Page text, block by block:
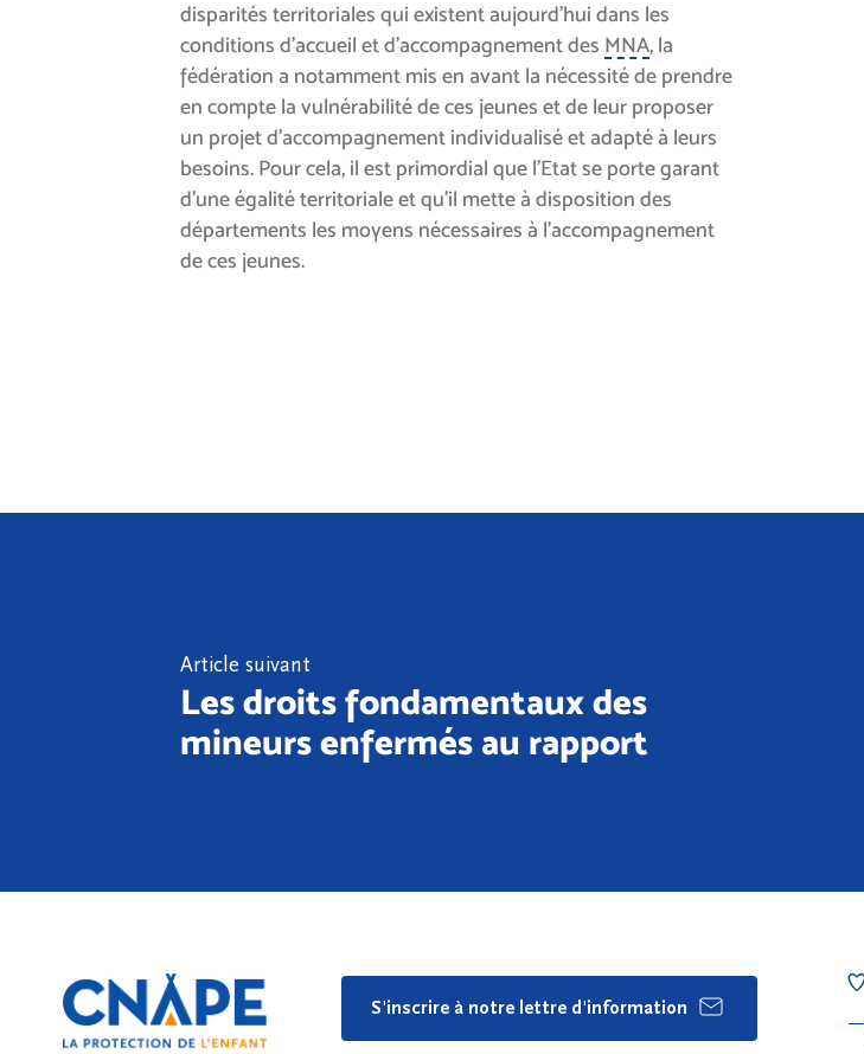
disparités territoriales qui existent aujourd’hui dans les
conditions d’accueil et d’accompagnement des MNA, la
fédération a notamment mis en avant la nécessité de prendre
en compte la vulnérabilité de ces jeunes et de leur proposer
un projet d’accompagnement individualisé et adapté à leurs
besoins. Pour cela, il est primordial que l’Etat se porte garant
d’une égalité territoriale et qu’il mette à disposition des
départements les moyens nécessaires à l’accompagnement
de ces jeunes.
Article suivant
Les droits fondamentaux des
mineurs enfermés au rapport
S'inscrire à notre lettre d'information